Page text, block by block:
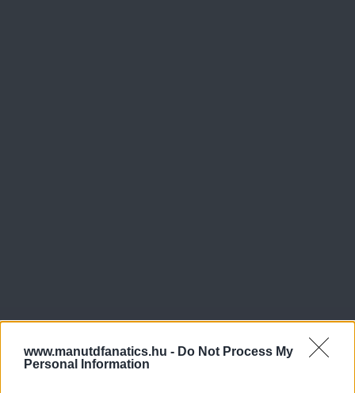
www.manutdfanatics.hu - Do Not Process My
Personal Information